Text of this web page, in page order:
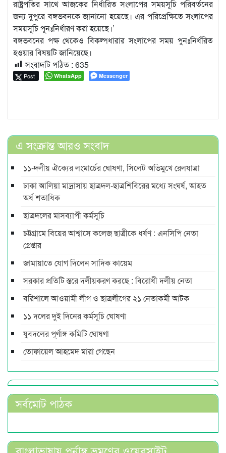
রাষ্ট্রপতির সাথে আজকের নির্ধারিত সংলাপের সময়সূচি পরিবর্তনের
জন্য দুপুরে বঙ্গভবনকে জানানো হয়েছে। এর পরিপ্রেক্ষিতে সংলাপের
সময়সূচি পূনঃনির্ধারণ করা হয়েছে।’
বঙ্গভবনের পক্ষ থেকেও বিকল্পধারার সংলাপের সময় পুনঃনির্ধরিত
হওয়ার বিষয়টি জানিয়েছে।
সংবাদটি পঠিত : 635
Post WhatsApp Messenger
এ সংক্রান্ত আরও সংবাদ
১১-দলীয় ঐক্যের লংমার্চের ঘোষণা, সিলেট অভিমুখে রেলযাত্রা
ঢাকা আলিয়া মাদ্রাসায় ছাত্রদল-ছাত্রশিবিরের মধ্যে সংঘর্ষ, আহত
অর্ধ শতাধিক
ছাত্রদলের মাসব্যাপী কর্মসূচি
চট্টগ্রামে বিয়ের আশ্বাসে কলেজ ছাত্রীকে ধর্ষণ : এনসিপি নেতা
গ্রেপ্তার
জামায়াতে যোগ দিলেন সাদিক কায়েম
সরকার প্রতিটি স্তরে দলীয়করণ করছে : বিরোধী দলীয় নেতা
বরিশালে আওয়ামী লীগ ও ছাত্রলীগের ২১ নেতাকর্মী আটক
১১ দলের দুই দিনের কর্মসূচি ঘোষণা
যুবদলের পূর্ণাঙ্গ কমিটি ঘোষণা
তোফায়েল আহমেদ মারা গেছেন
সর্বমোট পাঠক